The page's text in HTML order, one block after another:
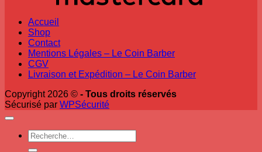
Accueil
Shop
Contact
Mentions Légales – Le Coin Barber
CGV
Livraison et Expédition – Le Coin Barber
Copyright 2026 © - Tous droits réservés
Sécurisé par WPSécurité
Recherche
pour :